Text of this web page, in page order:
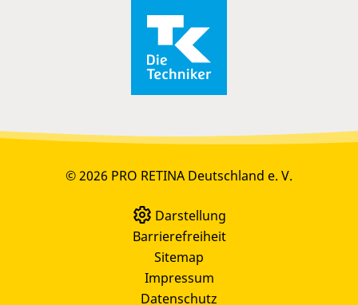
© 2026 PRO RETINA Deutschland e. V.
Darstellung
Barrierefreiheit
Sitemap
Impressum
Datenschutz